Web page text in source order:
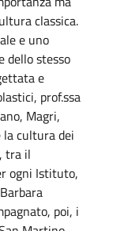
classica.
e uno
dello stesso
e
prof.ssa
Magri,
cultura dei
tra il
ogni Istituto,
poi, i